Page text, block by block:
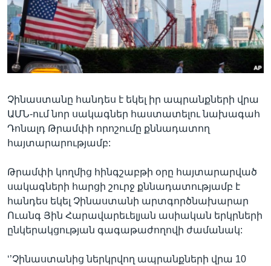
Լեզուներ
Չինաստանը հանդես է եկել իր ապրանքների վրա
ԱՄՆ-ում նոր սակագներ հաստատելու նախագահ
Դոնալդ Թրամփի որոշումը քննադատող
հայտարարությամբ:
Թրամփի կողմից հինգշաբթի օրը հայտարարված
սակագների հարցի շուրջ քննադատությամբ է
հանդես եկել Չինաստանի արտգործնախարար
Ուանգ Յին Հարավարեւելյան ասիական երկրների
ընկերակցության գագաթաժողովի ժամանակ:
‘’Չինաստանից ներկրվող ապրանքների վրա 10